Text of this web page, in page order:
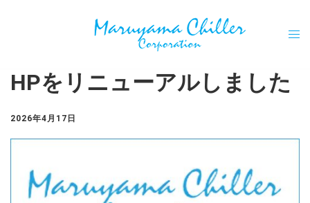
HPをリニューアルしました
2026年4月17日